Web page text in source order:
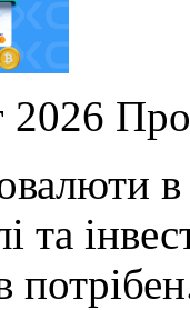
2026
в
та